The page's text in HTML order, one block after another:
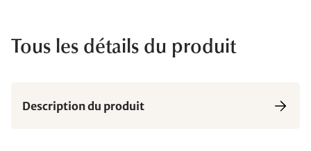
Tous les détails du produit
Description du produit